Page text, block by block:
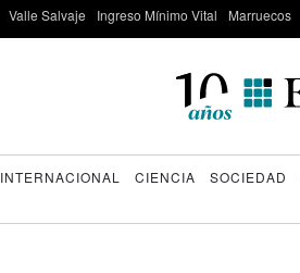
Valle Salvaje Ingreso Mínimo Vital Marruecos
INTERNACIONAL CIENCIA SOCIEDAD